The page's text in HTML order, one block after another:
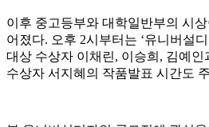
이후 중고등부와 대학일반부의 시
어졌다. 오후 2시부터는 ‘유니버설
대상 수상자 이채린, 이승희, 김예
수상자 서지혜의 작품발표 시간도